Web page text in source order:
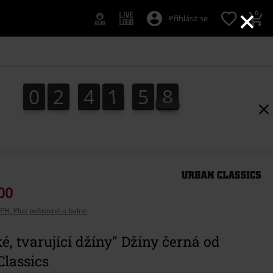
×
Přihlásit se 0
0
0 2
2 4
4 1
2
1 5
0
5 7
8
7
Plus poštovné a balné
tvarující džíny" Džíny černá od